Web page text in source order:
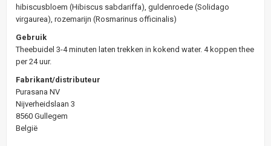
hibiscusbloem (Hibiscus sabdariffa), guldenroede (Solidago
virgaurea), rozemarijn (Rosmarinus officinalis)
Gebruik
Theebuidel 3-4 minuten laten trekken in kokend water. 4 koppen thee
per 24 uur.
Fabrikant/distributeur
Purasana NV
Nijverheidslaan 3
8560 Gullegem
België